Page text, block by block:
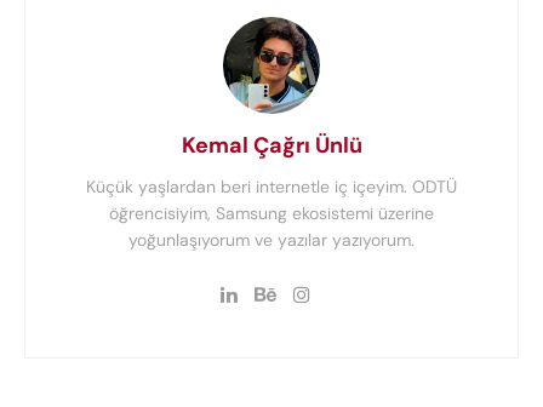
Kemal Çağrı Ünlü
Küçük yaşlardan beri internetle iç içeyim. ODTÜ
öğrencisiyim, Samsung ekosistemi üzerine
yoğunlaşıyorum ve yazılar yazıyorum.